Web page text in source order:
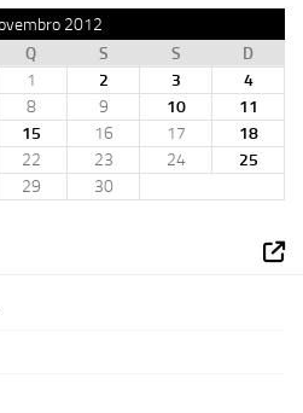
2012
Q S S
D
1
2 3
4
8 9 10
11
15 16 17
18
22 23 24
25
29
30